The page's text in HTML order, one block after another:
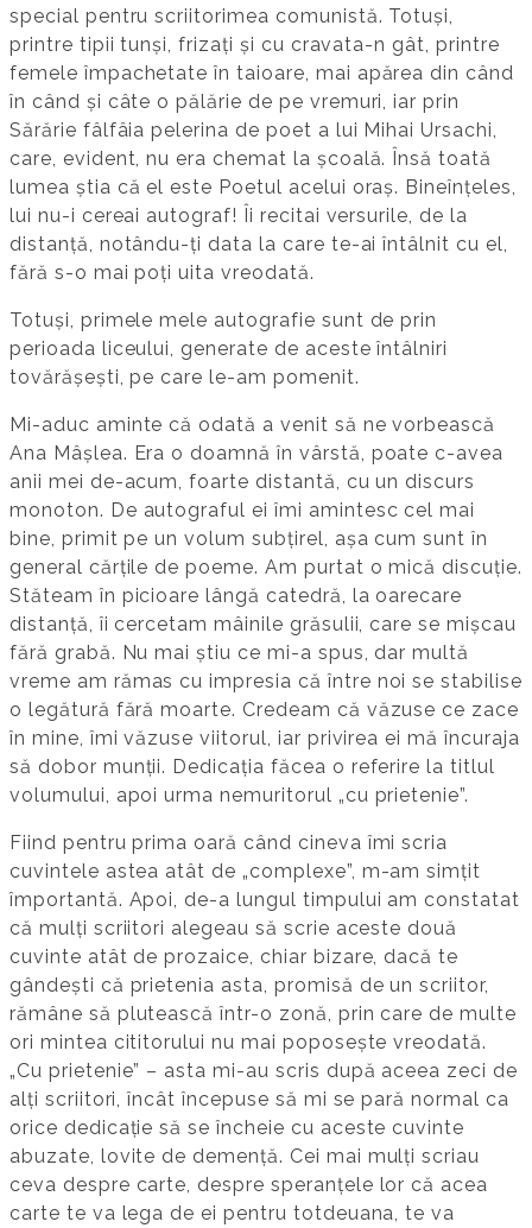
special pentru scriitorimea comunistă. Totuși,
printre tipii tunși, frizați și cu cravata-n gât, printre
femele împachetate în taioare, mai apărea din când
în când și câte o pălărie de pe vremuri, iar prin
Sărărie fâlfâia pelerina de poet a lui Mihai Ursachi,
care, evident, nu era chemat la școală. Însă toată
lumea știa că el este Poetul acelui oraș. Bineînțeles,
lui nu-i cereai autograf! Îi recitai versurile, de la
distanță, notându-ți data la care te-ai întâlnit cu el,
fără s-o mai poți uita vreodată.
Totuși, primele mele autografie sunt de prin
perioada liceului, generate de aceste întâlniri
tovărășești, pe care le-am pomenit.
Mi-aduc aminte că odată a venit să ne vorbească
Ana Mâșlea. Era o doamnă în vârstă, poate c-avea
anii mei de-acum, foarte distantă, cu un discurs
monoton. De autograful ei îmi amintesc cel mai
bine, primit pe un volum subțirel, așa cum sunt în
general cărțile de poeme. Am purtat o mică discuție.
Stăteam în picioare lângă catedră, la oarecare
distanță, îi cercetam mâinile grăsulii, care se mișcau
fără grabă. Nu mai știu ce mi-a spus, dar multă
vreme am rămas cu impresia că între noi se stabilise
o legătură fără moarte. Credeam că văzuse ce zace
în mine, îmi văzuse viitorul, iar privirea ei mă încuraja
să dobor munții. Dedicația făcea o referire la titlul
volumului, apoi urma nemuritorul „cu prietenie”.
Fiind pentru prima oară când cineva îmi scria
cuvintele astea atât de „complexe”, m-am simțit
împortantă. Apoi, de-a lungul timpului am constatat
că mulți scriitori alegeau să scrie aceste două
cuvinte atât de prozaice, chiar bizare, dacă te
gândești că prietenia asta, promisă de un scriitor,
rămâne să plutească într-o zonă, prin care de multe
ori mintea cititorului nu mai poposește vreodată.
„Cu prietenie” – asta mi-au scris după aceea zeci de
alți scriitori, încât începuse să mi se pară normal ca
orice dedicație să se încheie cu aceste cuvinte
abuzate, lovite de demență. Cei mai mulți scriau
ceva despre carte, despre speranțele lor că acea
carte te va lega de ei pentru totdeuana, te va